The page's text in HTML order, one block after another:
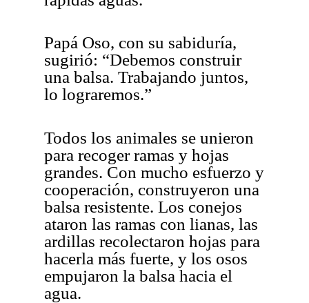
Papá Oso, con su sabiduría,
sugirió: “Debemos construir
una balsa. Trabajando juntos,
lo lograremos.”
Todos los animales se unieron
para recoger ramas y hojas
grandes. Con mucho esfuerzo y
cooperación, construyeron una
balsa resistente. Los conejos
ataron las ramas con lianas, las
ardillas recolectaron hojas para
hacerla más fuerte, y los osos
empujaron la balsa hacia el
agua.